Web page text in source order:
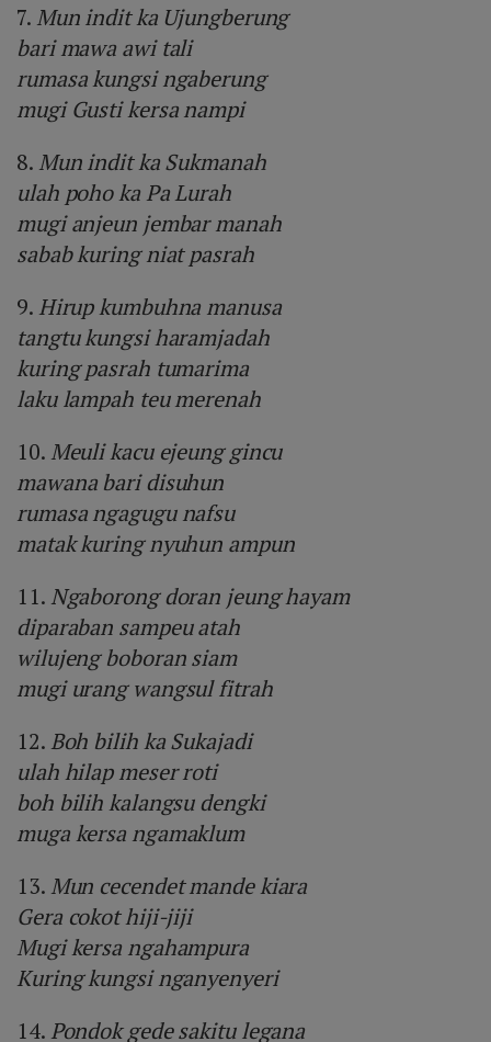
7. Mun indit ka Ujungberung
bari mawa awi tali
rumasa kungsi ngaberung
mugi Gusti kersa nampi
8. Mun indit ka Sukmanah
ulah poho ka Pa Lurah
mugi anjeun jembar manah
sabab kuring niat pasrah
9. Hirup kumbuhna manusa
tangtu kungsi haramjadah
kuring pasrah tumarima
laku lampah teu merenah
10. Meuli kacu ejeung gincu
mawana bari disuhun
rumasa ngagugu nafsu
matak kuring nyuhun ampun
11. Ngaborong doran jeung hayam
diparaban sampeu atah
wilujeng boboran siam
mugi urang wangsul fitrah
12. Boh bilih ka Sukajadi
ulah hilap meser roti
boh bilih kalangsu dengki
muga kersa ngamaklum
13. Mun cecendet mande kiara
Gera cokot hiji-jiji
Mugi kersa ngahampura
Kuring kungsi nganyenyeri
14. Pondok gede sakitu legana